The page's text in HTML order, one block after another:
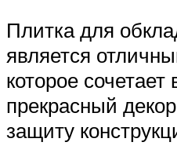
Плитка для
является
которое сочетает
прекрасный
защиту